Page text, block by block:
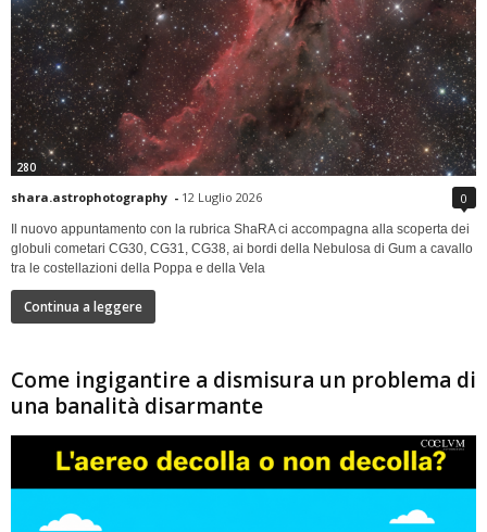
280
shara.astrophotography - 12 Luglio 2026 0
Il nuovo appuntamento con la rubrica ShaRA ci accompagna alla scoperta dei
globuli cometari CG30, CG31, CG38, ai bordi della Nebulosa di Gum a cavallo
tra le costellazioni della Poppa e della Vela
Continua a leggere
Come ingigantire a dismisura un problema di
una banalità disarmante